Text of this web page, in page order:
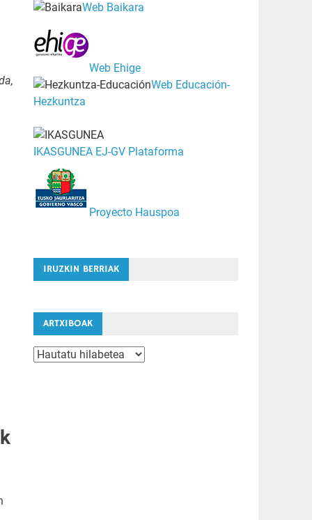
Web Baikara
Web Ehige
Web Educación-
Hezkuntza
IKASGUNEA EJ-GV Plataforma
Proyecto Hauspoa
IRUZKIN BERRIAK
ARTXIBOAK
Artxiboak